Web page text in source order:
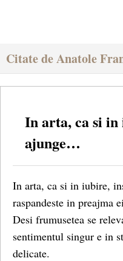
Citate de Anatole
In arta, ca si
ajunge…
In arta, ca si in iubire,
raspandeste in preajma
Desi frumusetea se
sentimentul singur e in
delicate.